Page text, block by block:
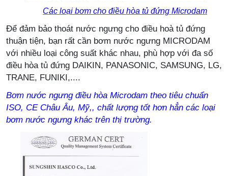
Các loại bơm cho điều hòa tủ đứng Microdam
Để đảm bảo thoát nước ngưng cho điều hoà tủ đứng
thuận tiện, bạn rất cần bơm nước ngưng MICRODAM
với nhiều loại công suất khác nhau, phù hợp với đa số
điều hòa tủ đứng DAIKIN, PANASONIC, SAMSUNG, LG,
TRANE, FUNIKI,....
Bơm nước ngưng điều hòa Microdam theo tiêu chuẩn
ISO, CE Châu Âu, Mỹ,, chất lượng tốt hơn hẳn các loại
bơm nước ngưng khác trên thị trường.